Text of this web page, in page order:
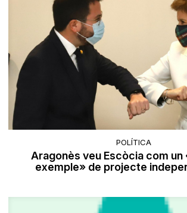
POLÍTICA
Aragonès veu Escòcia com un
exemple» de projecte